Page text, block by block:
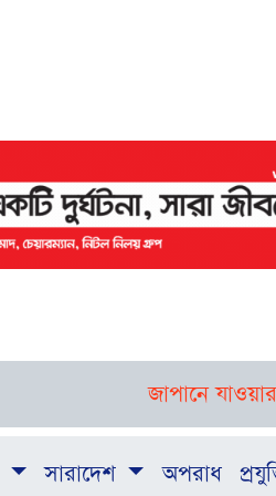
জাপানে যাওয়ার
সারাদেশ অপরাধ